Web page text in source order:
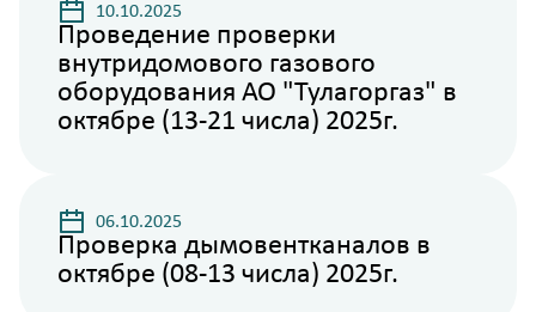
10.10.2025
Проведение проверки
внутридомового газового
оборудования АО "Тулагоргаз" в
октябре (13-21 числа) 2025г.
06.10.2025
Проверка дымовентканалов в
октябре (08-13 числа) 2025г.